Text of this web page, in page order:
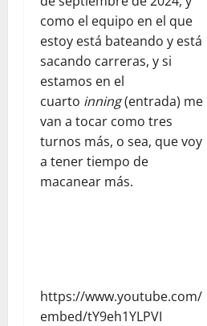
como el equipo en el que
estoy está bateando y está
sacando carreras, y si
estamos en el
cuarto inning(entrada) me
van a tocar como tres
turnos más, o sea, que voy
a tener tiempo de
macanear más.
https://www.youtube.com/
embed/tY9eh1YLPVI